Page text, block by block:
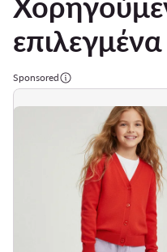
Sponsored